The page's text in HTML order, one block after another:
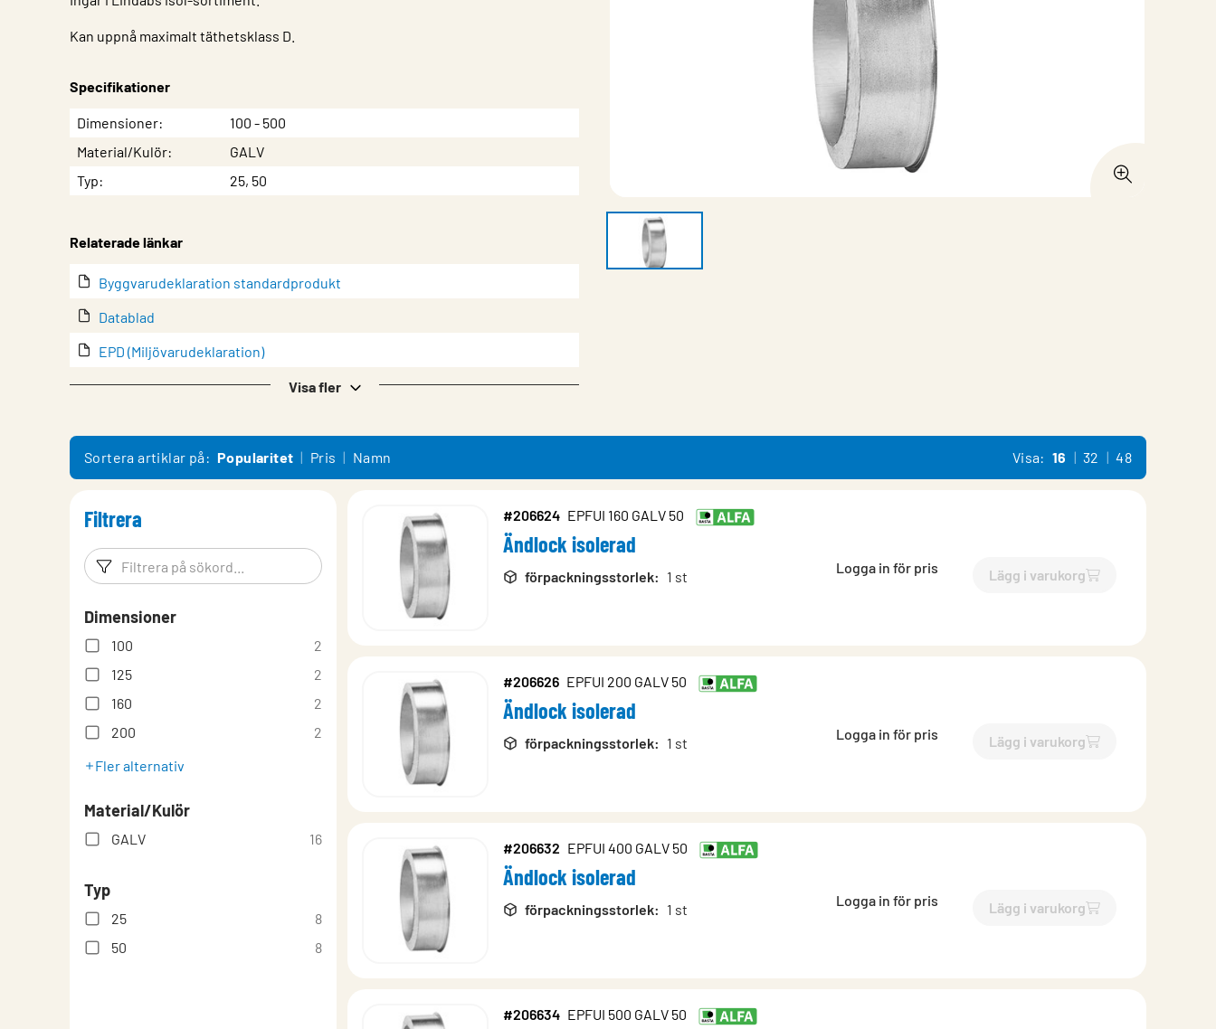
Kan uppnå maximalt täthetsklass D.
Specifikationer
EgenskapVärde
Dimensioner
100 - 500
Material/Kulör
GALV
Typ
25, 50
Relaterade länkar
Byggvarudeklaration standardprodukt
Datablad
EPD (Miljövarudeklaration)
EPD-värden för galvaniserat stål (filtyp: .xlsx)
Montering
Visa fler
Sortera artiklar på: Popularitet Pris Namn Visa: 16 32 48
Filtrera
Filtreringsord Filtrera produkter
Dimensioner
100
2
125
2
160
2
200
2
Fler alternativ
Material/Kulör
GALV 16
Typ
25
8
50
8
#206624 EPFUI 160 GALV 50
Ändlock isolerad
förpackningsstorlek: 1 st
Logga in för pris Lägg i varukorg
`$Lägg till
#206626 EPFUI 200 GALV 50
Ändlock isolerad
förpackningsstorlek: 1 st
Logga in för pris Lägg i varukorg
`$Lägg till
#206632 EPFUI 400 GALV 50
Ändlock isolerad
förpackningsstorlek: 1 st
Logga in för pris Lägg i varukorg
`$Lägg till
#206634 EPFUI 500 GALV 50